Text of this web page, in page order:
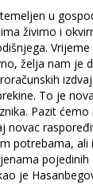
u
živimo i
Vrijeme
želja nam je
To je
Pazit ćemo
novac
potrebama, ali i
pojedinih
je